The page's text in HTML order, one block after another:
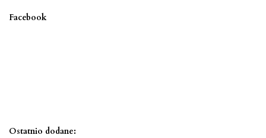
Facebook
Ostatnio dodane: